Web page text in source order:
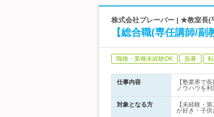
株式会社ブレーバー | ★教室長(
【総合職(専任講師/
職種・業種未経験OK 急募
仕事内容
【塾業界で
ノウハウを
対象となる方
【未経験・
が好き・子供